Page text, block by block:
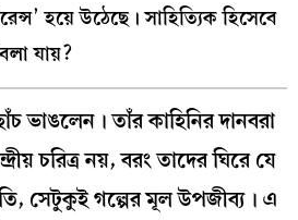
হয়ে উঠেছে। সাহিত্যিক হিসেবে
যায়?
ভাঙলেন। তাঁর কাহিনির দানবরা
চরিত্র নয়, বরং তাদের ঘিরে যে
সেটুকুই গল্পের মূল উপজীব্য। এ